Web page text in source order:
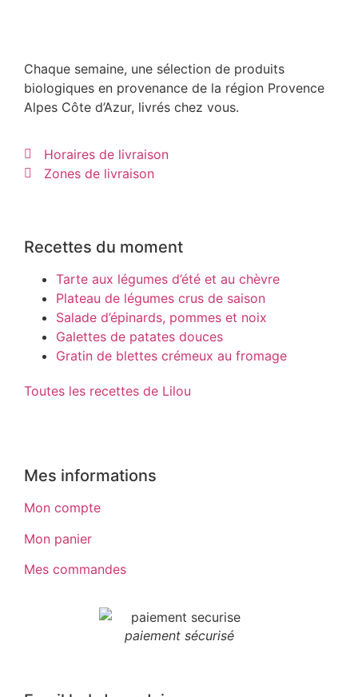
Chaque semaine, une sélection de produits
biologiques en provenance de la région Provence
Alpes Côte d’Azur, livrés chez vous.
Horaires de livraison
Zones de livraison
Recettes du moment
Tarte aux légumes d’été et au chèvre
Plateau de légumes crus de saison
Salade d’épinards, pommes et noix
Galettes de patates douces
Gratin de blettes crémeux au fromage
Toutes les recettes de Lilou
Mes informations
Mon compte
Mon panier
Mes commandes
paiement sécurisé